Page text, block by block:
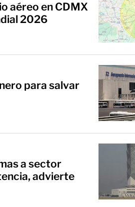
aéreo en CDMX
2026
para salvar
a sector
advierte